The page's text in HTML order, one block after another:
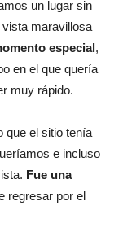
un lugar sin
maravillosa
especial,
en el que quería
muy rápido.
que el sitio tenía
e incluso
Fue una
regresar por el